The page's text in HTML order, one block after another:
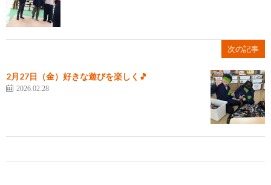
次の記事
2月27日（金）好きな遊びを楽しく🎵
2026.02.28